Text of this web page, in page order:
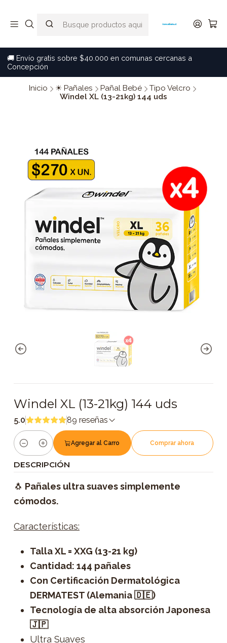
🚚 Envío gratis sobre $40.000 en comunas cercanas a
Concepción
Inicio ☀ Pañales Pañal Bebé
Tipo Velcro
Windel XL (13-21kg) 144 uds
Windel XL (13-21kg) 144 uds
5.0 89 reseñas
Cantidad
Agregar al Carro Comprar ahora
DESCRIPCIÓN
🐧 Pañales ultra suaves simplemente
cómodos.
Características:
Talla XL = XXG (13-21 kg)
Cantidad: 144 pañales
Con Certificación Dermatológica
DERMATEST (Alemania 🇩🇪)
Tecnología de alta absorción Japonesa
🇯🇵
Ultra Suaves